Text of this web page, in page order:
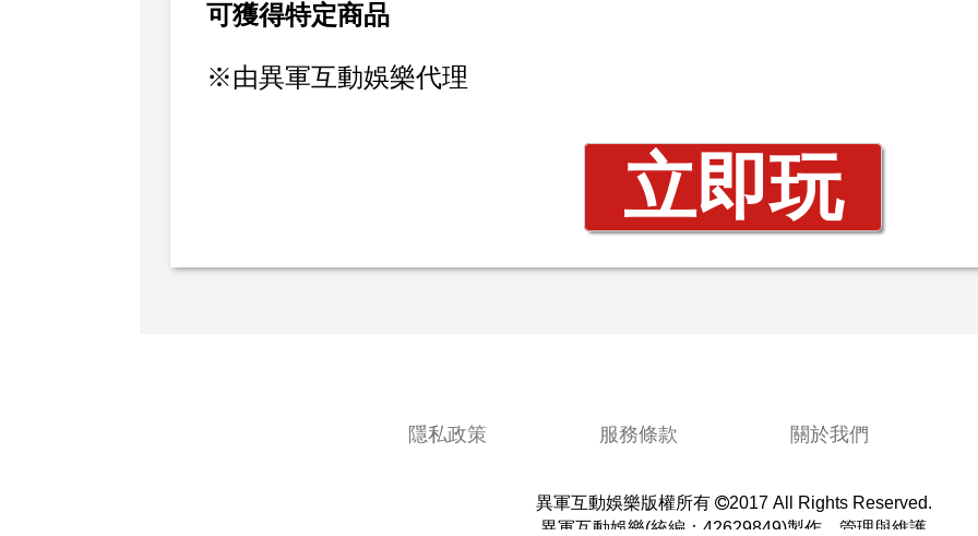
可獲得特定商品
※由異軍互動娛樂代理
立即玩
隱私政策 服務條款 關於我們
異軍互動娛樂(統編：42629849)製作、管理與維護